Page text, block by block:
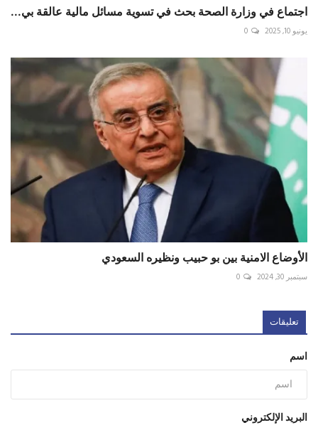
اجتماع في وزارة الصحة بحث في تسوية مسائل مالية عالقة بي...
يونيو 10, 2025 0
الأوضاع الامنية بين بو حبيب ونظيره السعودي
سبتمبر 30, 2024 0
تعليقات
اسم
البريد الإلكتروني